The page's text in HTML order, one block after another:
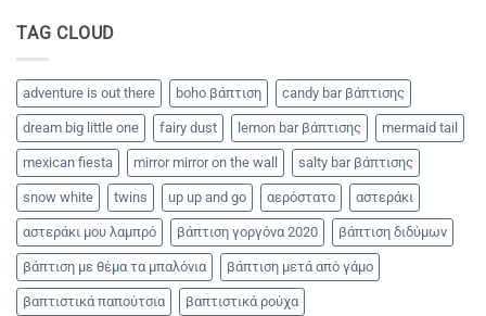
καρπούζι!!!
TAG CLOUD
adventure is out there boho βάπτιση candy bar βάπτισης
dream big little one fairy dust lemon bar βάπτισης mermaid tail
mexican fiesta mirror mirror on the wall salty bar βάπτισης
snow white twins up up and go αερόστατο αστεράκι
αστεράκι μου λαμπρό βάπτιση γοργόνα 2020 βάπτιση διδύμων
βάπτιση με θέμα τα μπαλόνια βάπτιση μετά από γάμο
βαπτιστικά παπούτσια βαπτιστικά ρούχα